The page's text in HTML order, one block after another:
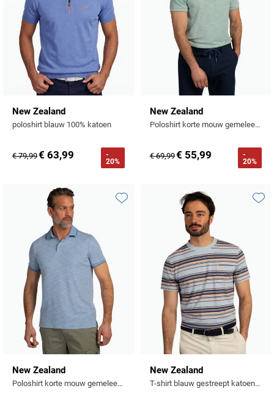
New Zealand
poloshirt blauw 100% katoen
€ 79,99€ 63,99
-
20%
New Zealand
Poloshirt korte mouw gemeleerd groen
€ 69,99€ 55,99
-
20%
New Zealand
Poloshirt korte mouw gemeleerd blauw
Toevoegen aan favorieten
New Zealand
T-shirt blauw gestreept katoen ronde hals